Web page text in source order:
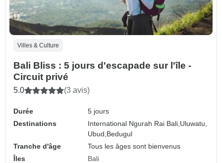
Villes & Culture
Bali Bliss : 5 jours d'escapade sur l'île -
Circuit privé
5.0 (3 avis)
Durée
5 jours
Destinations
International Ngurah Rai Bali, Uluwatu,
Ubud, Bedugul
Tranche d'âge
Tous les âges sont bienvenus
Îles
Bali